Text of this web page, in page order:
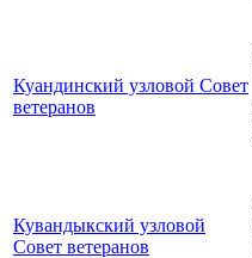
Куандинский узловой Совет
ветеранов
Кувандыкский узловой
Совет ветеранов